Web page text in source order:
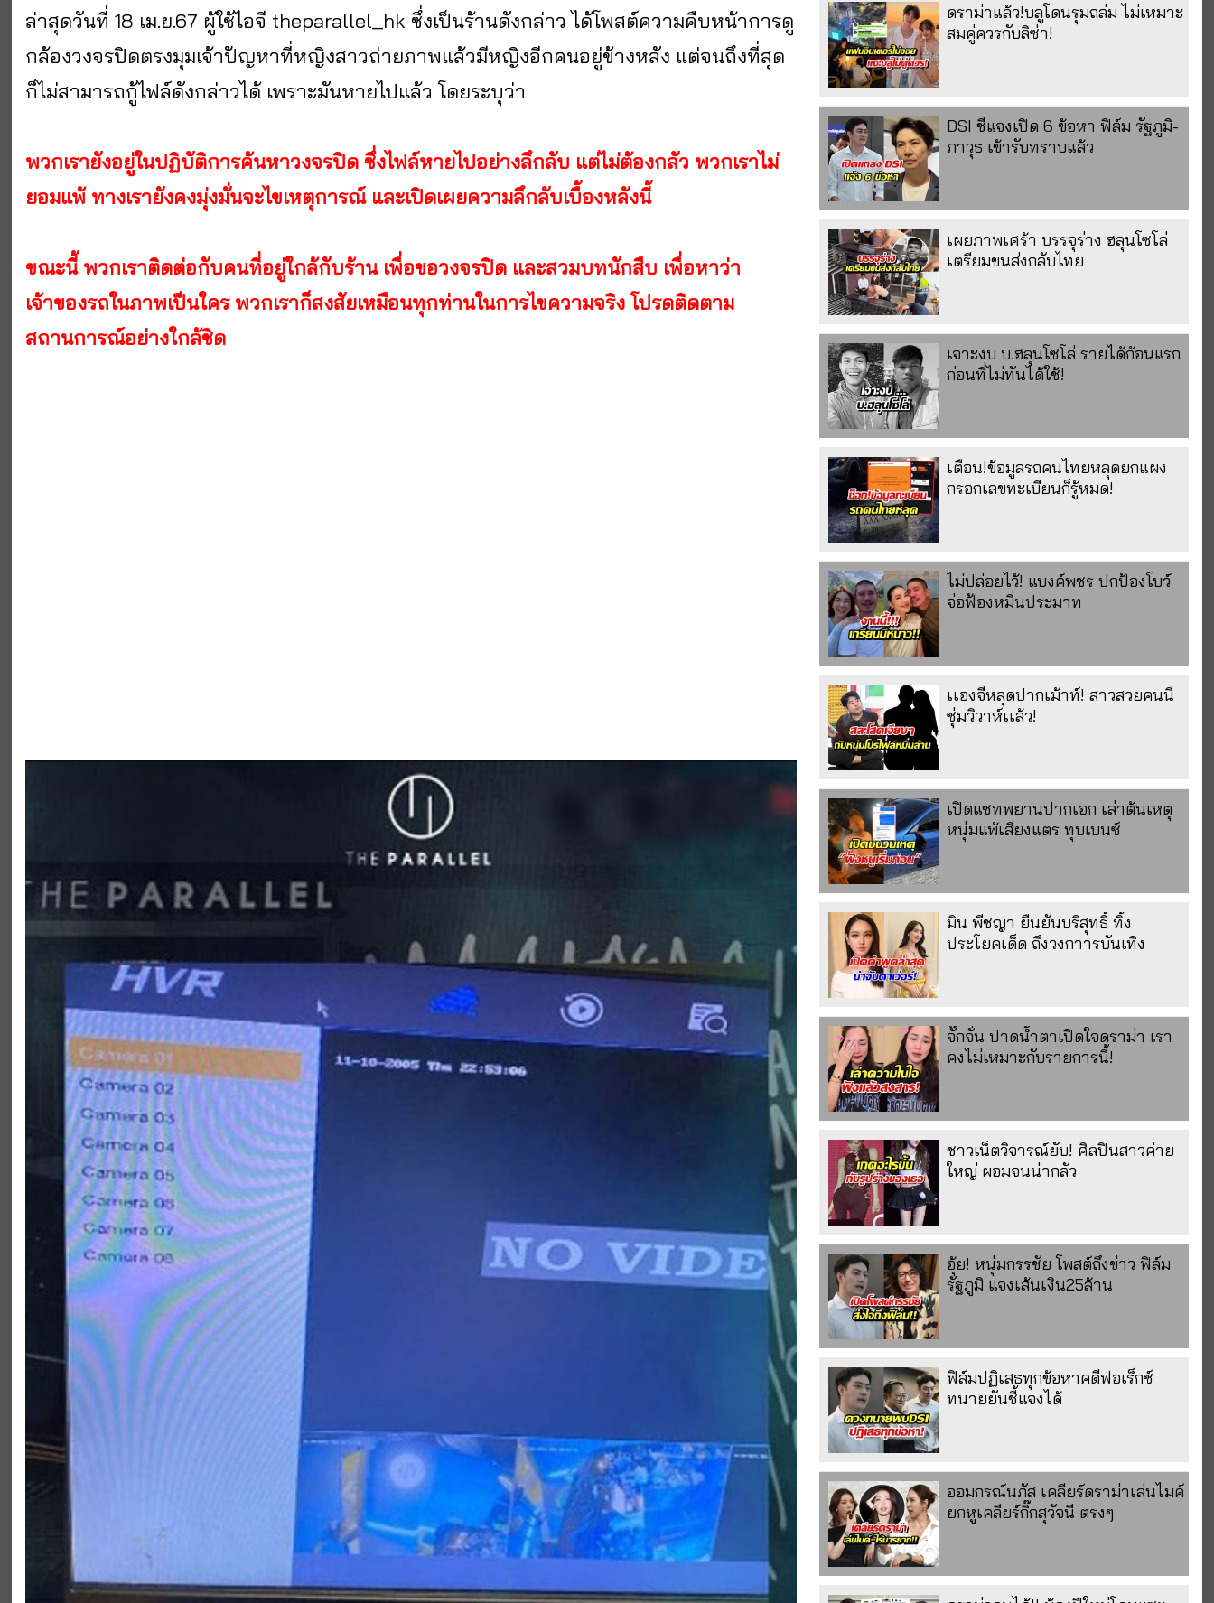
ล่าสุดวันที่ 18 เม.ย.67 ผู้ใช้ไอจี theparallel_hk ซึ่งเป็นร้านดังกล่าว ได้โพสต์ความคืบหน้าการดู
กล้องวงจรปิดตรงมุมเจ้าปัญหาที่หญิงสาวถ่ายภาพแล้วมีหญิงอีกคนอยู่ข้างหลัง แต่จนถึงที่สุด
ก็ไม่สามารถกู้ไฟล์ดังกล่าวได้ เพราะมันหายไปแล้ว โดยระบุว่า
พวกเรายังอยู่ในปฏิบัติการค้นหาวงจรปิด ซึ่งไฟล์หายไปอย่างลึกลับ แต่ไม่ต้องกลัว พวกเราไม่
ยอมแพ้ ทางเรายังคงมุ่งมั่นจะไขเหตุการณ์ และเปิดเผยความลึกลับเบื้องหลังนี้
ขณะนี้ พวกเราติดต่อกับคนที่อยู่ใกล้กับร้าน เพื่อขอวงจรปิด และสวมบทนักสืบ เพื่อหาว่า
เจ้าของรถในภาพเป็นใคร พวกเราก็สงสัยเหมือนทุกท่านในการไขความจริง โปรดติดตาม
สถานการณ์อย่างใกล้ชิด
ดราม่าแล้ว!บลูโดนรุมถล่ม ไม่เหมาะ
สมคู่ควรกับลิซ่า!
DSI ชี้แจงเปิด 6 ข้อหา ฟิล์ม รัฐภูมิ-
ภาวุธ เข้ารับทราบแล้ว
เผยภาพเศร้า บรรจุร่าง ฮลุนโซโล่
เตรียมขนส่งกลับไทย
เจาะงบ บ.ฮลุนโซโล่ รายได้ก้อนแรก
ก่อนที่ไม่ทันได้ใช้!
เตือน!ข้อมูลรถคนไทยหลุดยกแผง
กรอกเลขทะเบียนก็รู้หมด!
ไม่ปล่อยไว้! แบงค์พชร ปกป้องโบว์
จ่อฟ้องหมิ่นประมาท
เเองจี้หลุดปากเม้าท์! สาวสวยคนนี้
ซุ่มวิวาห์เเล้ว!
เปิดแชทพยานปากเอก เล่าต้นเหตุ
หนุ่มแพ้เสียงแตร ทุบเบนซ์
มิน พีชญา ยืนยันบริสุทธิ์ ทิ้ง
ประโยคเด็ด ถึงวงกาารบันเทิง
จั๊กจั่น ปาดน้ำตาเปิดใจดราม่า เรา
คงไม่เหมาะกับรายการนี้!
ชาวเน็ตวิจารณ์ยับ! ศิลปินสาวค่าย
ใหญ่ ผอมจนน่ากลัว
อุ้ย! หนุ่มกรรชัย โพสต์ถึงข่าว ฟิล์ม
รัฐภูมิ แจงเส้นเงิน25ล้าน
ฟิล์มปฏิเสธทุกข้อหาคดีฟอเร็กซ์
ทนายยันชี้แจงได้
ออมกรณ์นภัส เคลียร์ดราม่าเล่นไมค์
ยกหูเคลียร์กิ๊กสุวัจนี ตรงๆ